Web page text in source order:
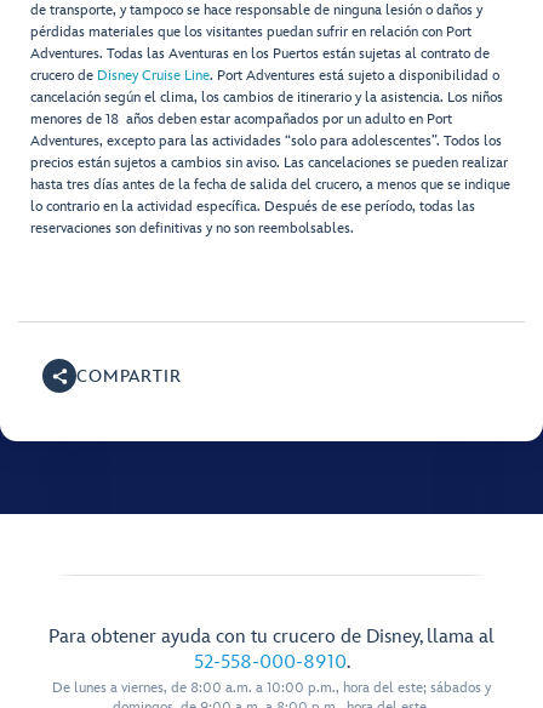
de transporte, y tampoco se hace responsable de ninguna lesión o daños y
pérdidas materiales que los visitantes puedan sufrir en relación con Port
Adventures. Todas las Aventuras en los Puertos están sujetas al contrato de
crucero de Disney Cruise Line. Port Adventures está sujeto a disponibilidad o
cancelación según el clima, los cambios de itinerario y la asistencia. Los niños
menores de 18 años deben estar acompañados por un adulto en Port
Adventures, excepto para las actividades “solo para adolescentes”. Todos los
precios están sujetos a cambios sin aviso. Las cancelaciones se pueden realizar
hasta tres días antes de la fecha de salida del crucero, a menos que se indique
lo contrario en la actividad específica. Después de ese período, todas las
reservaciones son definitivas y no son reembolsables.
COMPARTIR
Para obtener ayuda con tu crucero de Disney, llama al
52-558-000-8910.
De lunes a viernes, de 8:00 a.m. a 10:00 p.m., hora del este; sábados y